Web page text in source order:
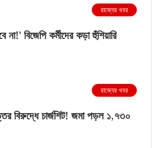
রাজ্যের খবর
না!’ বিজেপি কর্মীদের কড়া হুঁশিয়ারি
রাজ্যের খবর
বিরুদ্ধে চার্জশিট! জমা পড়ল ১,৭৩০